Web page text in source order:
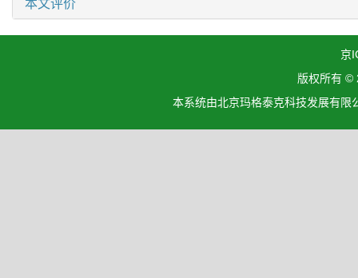
本文评价
京
版权所有 ©
本系统由北京玛格泰克科技发展有